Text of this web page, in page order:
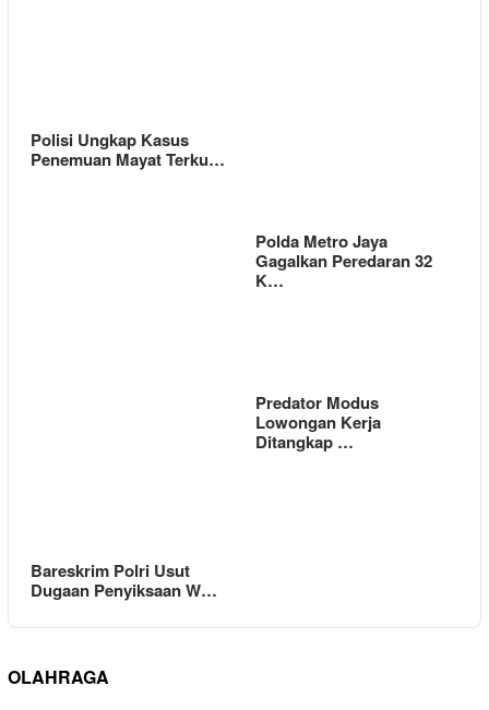
Polisi Ungkap Kasus
Penemuan Mayat Terku…
Polda Metro Jaya
Gagalkan Peredaran 32
K…
Bareskrim Polri Usut
Dugaan Penyiksaan W…
Predator Modus
Lowongan Kerja
Ditangkap …
OLAHRAGA